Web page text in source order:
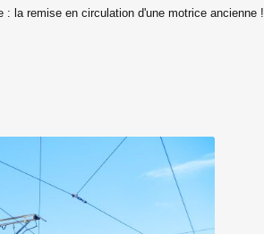
la remise en circulation d'une motrice ancienne !